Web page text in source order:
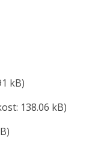
kB)
138.06 kB)